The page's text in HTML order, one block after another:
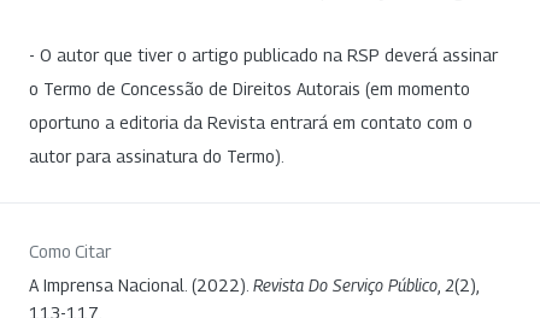
- O autor que tiver o artigo publicado na RSP deverá assinar
o Termo de Concessão de Direitos Autorais (em momento
oportuno a editoria da Revista entrará em contato com o
autor para assinatura do Termo).
Como Citar
A Imprensa Nacional. (2022). Revista Do Serviço Público 2(2),
113-117.